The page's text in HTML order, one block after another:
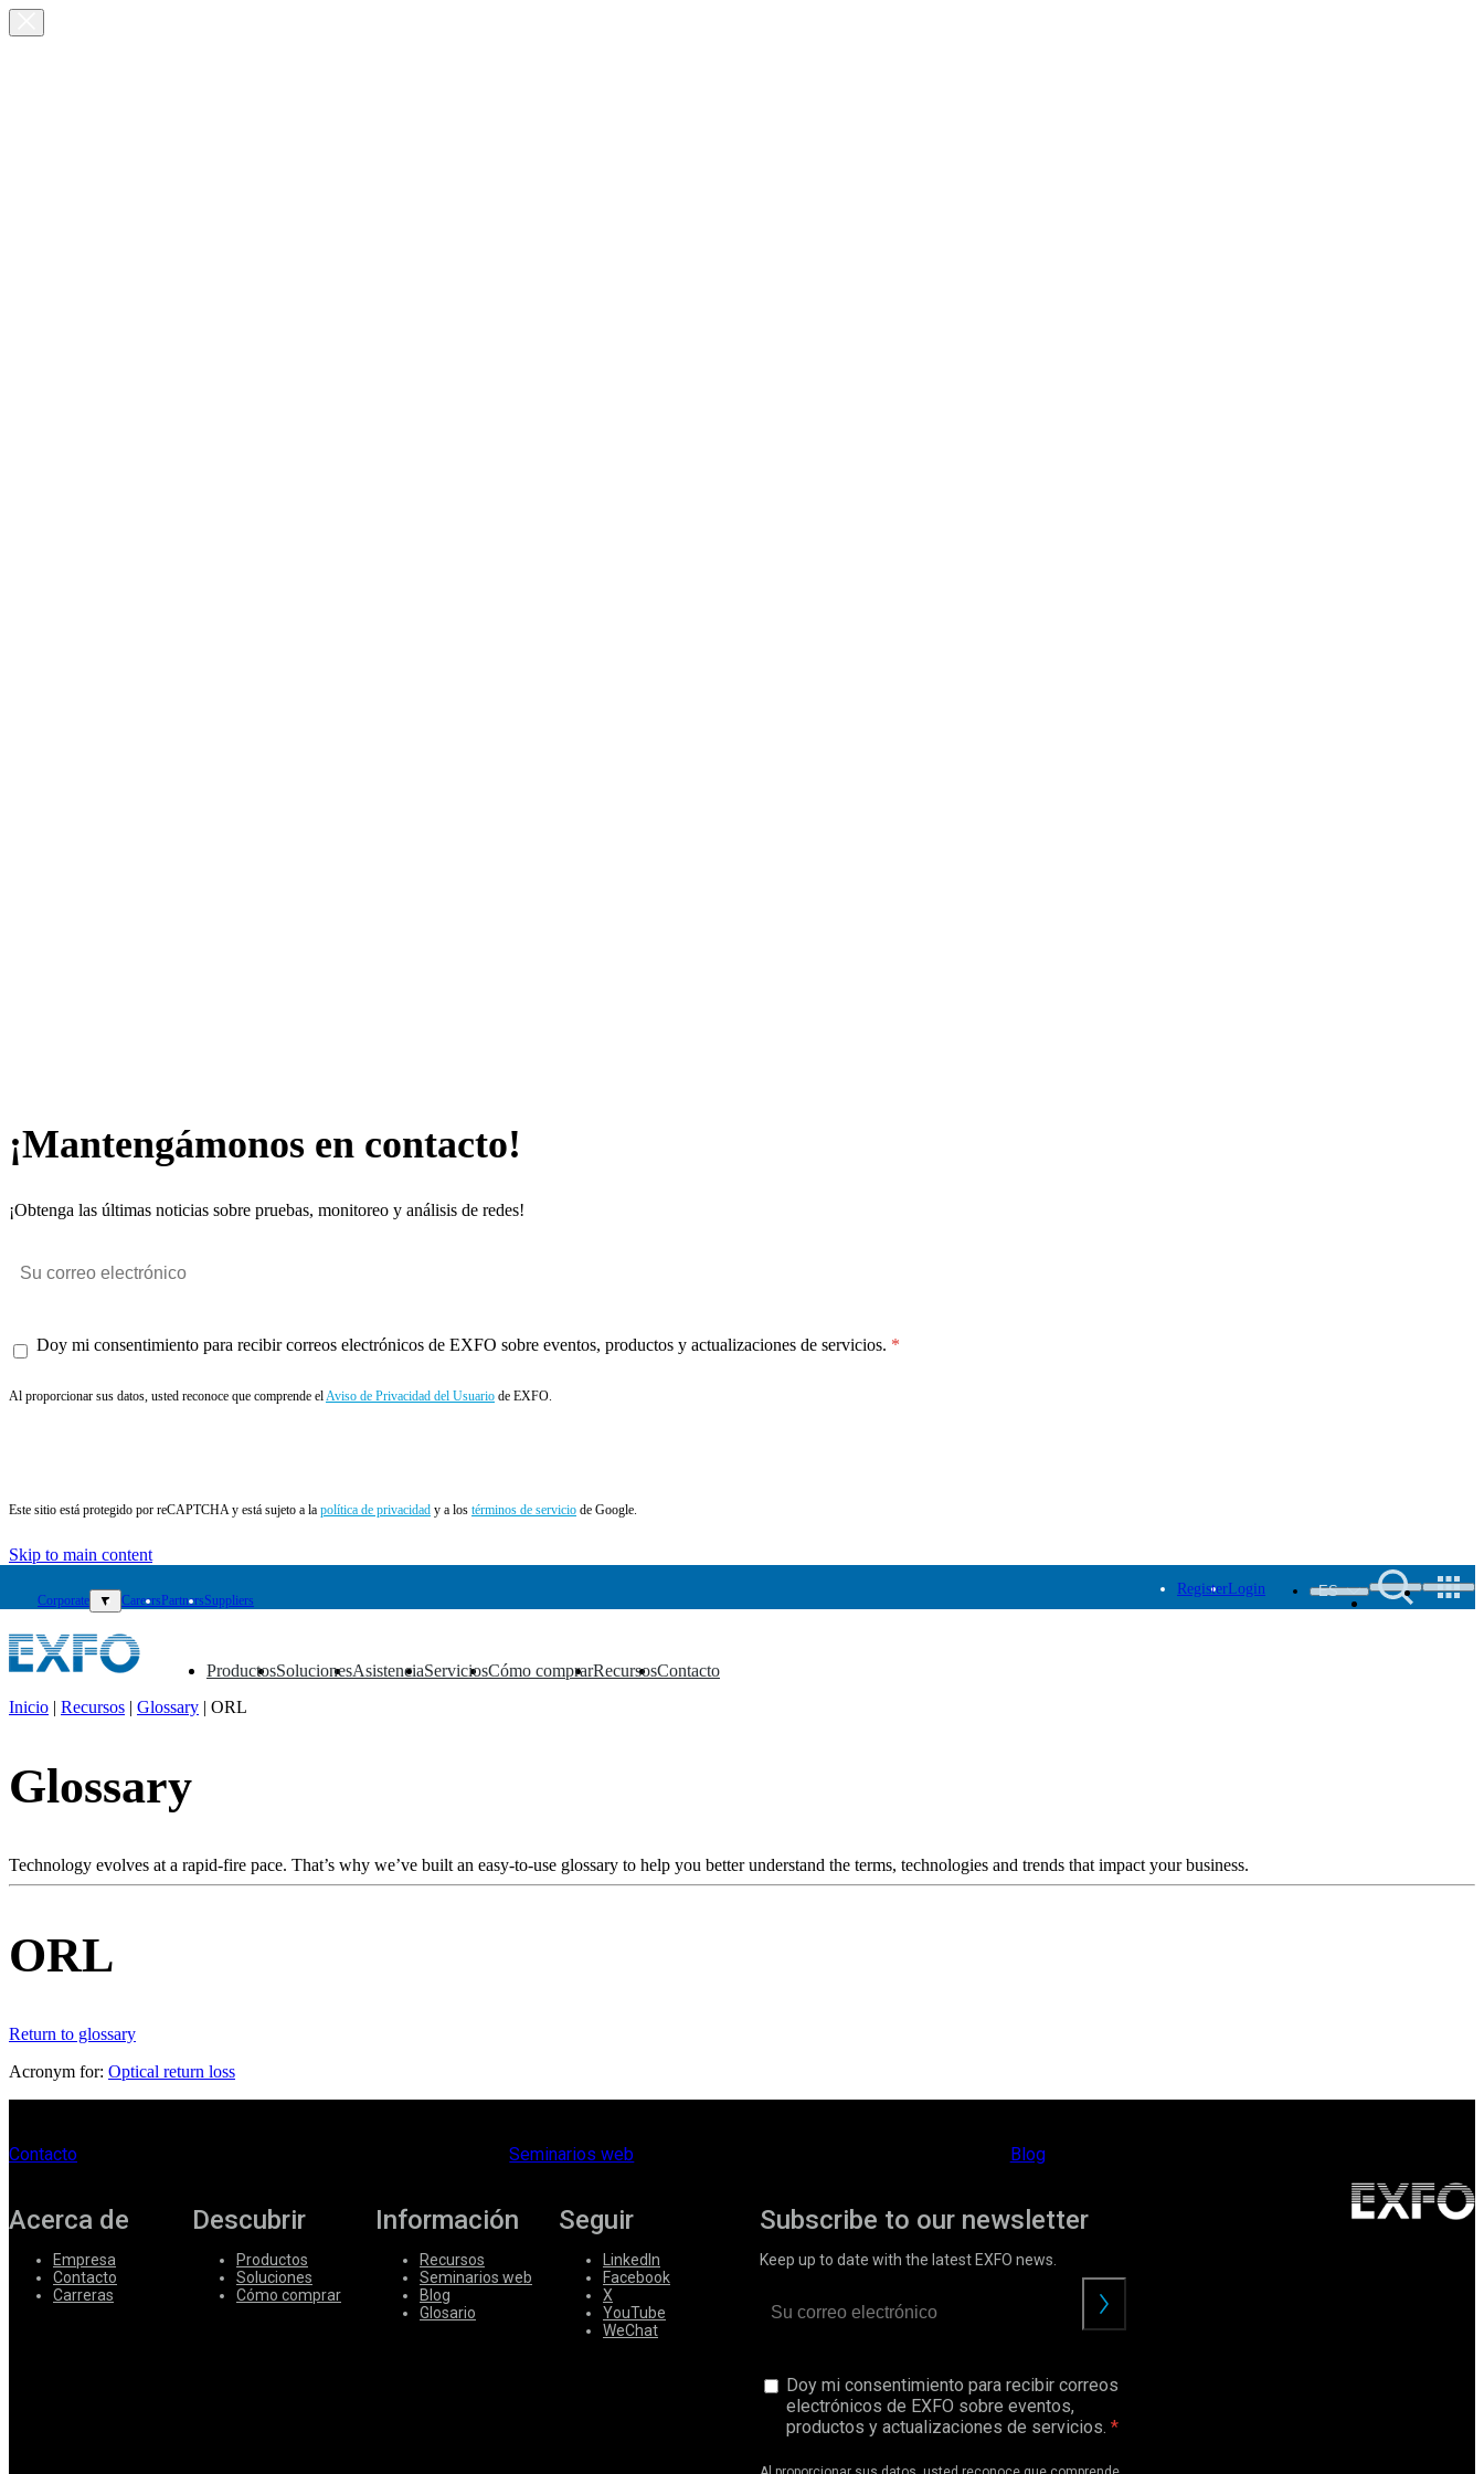
¡Mantengámonos en contacto!
¡Obtenga las últimas noticias sobre pruebas, monitoreo y análisis de redes!
Doy mi consentimiento para recibir correos electrónicos de EXFO sobre eventos, productos y actualizaciones de servicios.
Al proporcionar sus datos, usted reconoce que comprende elAviso de Privacidad del Usuario de EXFO.
Este sitio está protegido por reCAPTCHA y está sujeto a la política de privacidad y a los términos de servicio de Google.
Skip to main content
Corporate ▼ CareersPartnersSuppliers
RegisterLogin ES
Productos
▼ Soluciones
▼ Asistencia
▼ Servicios
▼ Cómo comprar
▼ Recursos
▼ Contacto
▼
Productos
Soluciones
Cómo
Contacto
Register Login
Corporate
Careers
Partners
Inicio | Recursos | Glossary | ORL
Glossary
Technology evolves at a rapid-fire pace. That’s why we’ve built an easy-to-use glossary to help you better understand the terms, technologies and trends that impact your business.
ORL
Return to glossary
Acronym for: Optical return loss
Contacto Seminarios web Blog
Acerca de
Empresa
Contacto
Carreras
Descubrir
Productos
Soluciones
Cómo comprar
Información
Recursos
Seminarios web
Blog
Glosario
Seguir
LinkedIn
Facebook
X
YouTube
WeChat
Subscribe to our newsletter
Keep up to date with the latest EXFO news.
Doy mi consentimiento para recibir correos
electrónicos de EXFO sobre eventos,
productos y actualizaciones de servicios.